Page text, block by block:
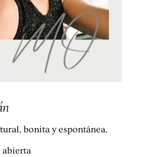
bonita y espontánea.
abierta